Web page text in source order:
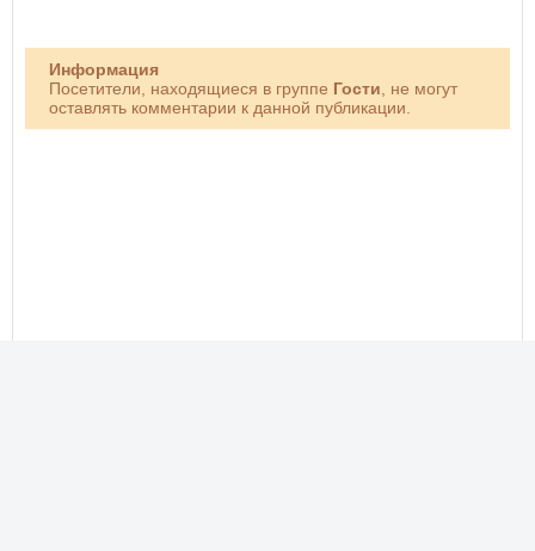
Информация
Посетители, находящиеся в группе Гости , не могут
оставлять комментарии к данной публикации.